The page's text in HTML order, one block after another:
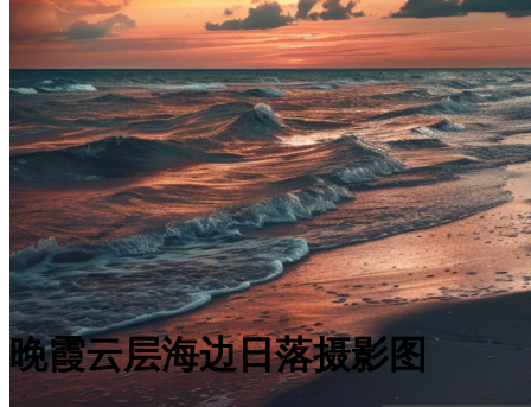
晚霞云层海边日落摄影图